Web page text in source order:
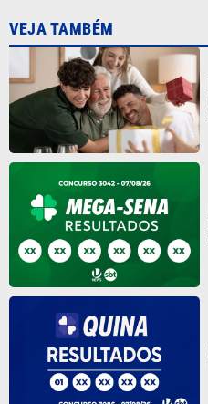
VEJA TAMBÉM